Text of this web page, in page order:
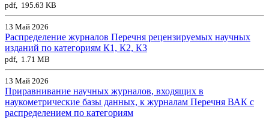
pdf, 195.63 KB
13 Май 2026
Распределение журналов Перечня рецензируемых научных
изданий по категориям К1, К2, К3
pdf, 1.71 MB
13 Май 2026
Приравнивание научных журналов, входящих в
наукометрические базы данных, к журналам Перечня ВАК с
распределением по категориям